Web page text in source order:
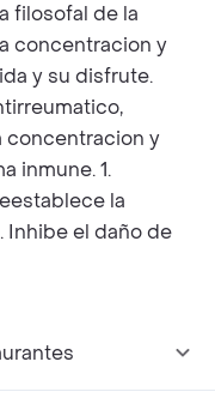
filosofal de la
concentracion y
y su disfrute.
concentracion y
inmune. 1.
la
Inhibe el daño de